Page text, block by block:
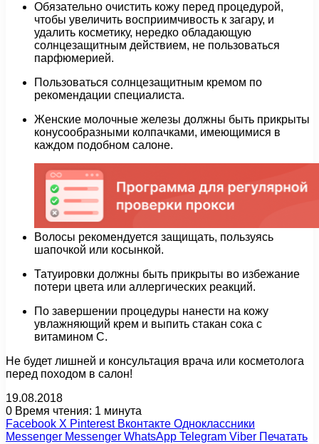
Обязательно очистить кожу перед процедурой,
чтобы увеличить восприимчивость к загару, и
удалить косметику, нередко обладающую
солнцезащитным действием, не пользоваться
парфюмерией.
Пользоваться солнцезащитным кремом по
рекомендации специалиста.
Женские молочные железы должны быть прикрыты
конусообразными колпачками, имеющимися в
каждом подобном салоне.
Волосы рекомендуется защищать, пользуясь
шапочкой или косынкой.
Татуировки должны быть прикрыты во избежание
потери цвета или аллергических реакций.
По завершении процедуры нанести на кожу
увлажняющий крем и выпить стакан сока с
витамином С.
Не будет лишней и консультация врача или косметолога
перед походом в салон!
19.08.2018
0 Время чтения: 1 минута
Facebook X Pinterest Вконтакте Одноклассники
Messenger Messenger WhatsApp Telegram Viber Печатать